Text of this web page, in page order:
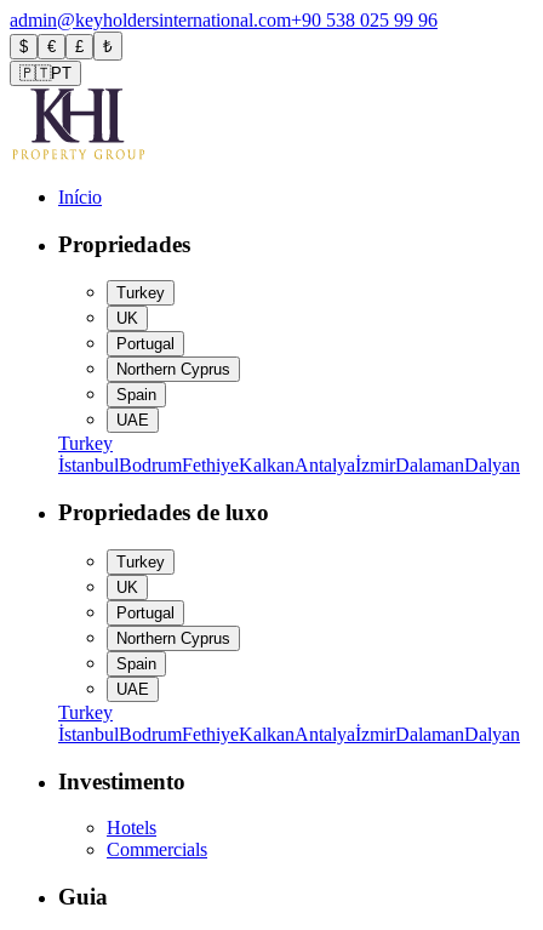
admin@keyholdersinternational.com+90 538 025 99 96
$ € £
₺
🇵🇹PT
Início
Propriedades
Turkey
UK
Portugal
Northern Cyprus
Spain
UAE
Turkey
İstanbulBodrumFethiyeKalkanAntalyaİzmirDalamanDalyan
Propriedades de luxo
Turkey
UK
Portugal
Northern Cyprus
Spain
UAE
Turkey
İstanbulBodrumFethiyeKalkanAntalyaİzmirDalamanDalyan
Investimento
Hotels
Commercials
Guia